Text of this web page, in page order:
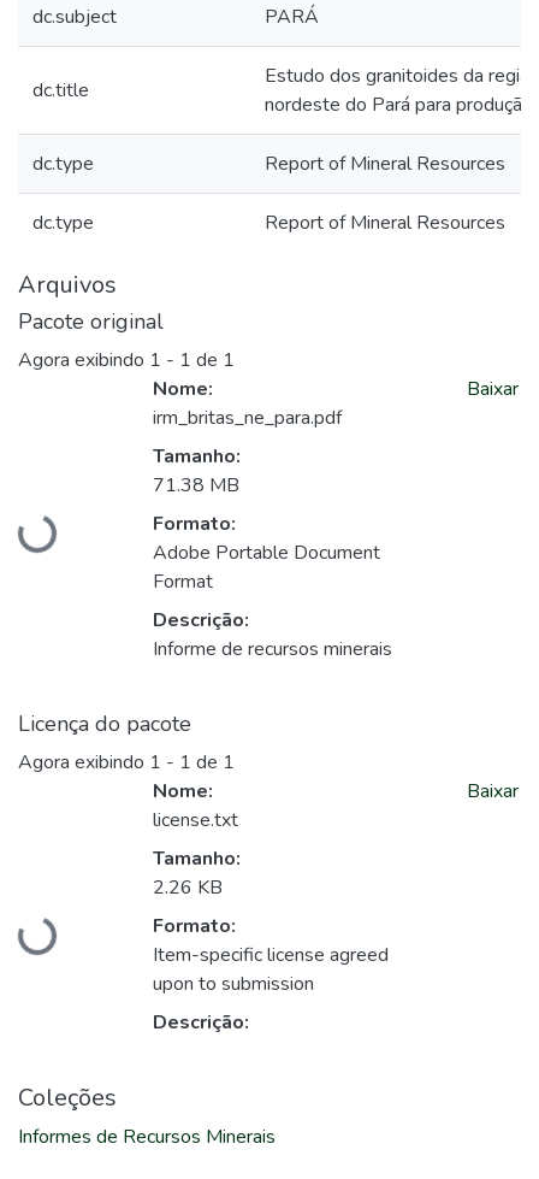
dc.subject PARÁ
dc.title
Estudo dos granitoides da região
nordeste do Pará para
dc.type Report of Mineral Resources
dc.type Report of Mineral Resources
Arquivos
Pacote original
Agora exibindo 1 - 1 de 1
Carregando...
Nome:
irm_britas_ne_para.pdf
Tamanho:
71.38 MB
Formato:
Adobe Portable Document
Format
Descrição:
Informe de recursos minerais
Baixar
Licença do pacote
Agora exibindo 1 - 1 de 1
Carregando...
Nome:
license.txt
Tamanho:
2.26 KB
Formato:
Item-specific license agreed
upon to submission
Descrição:
Baixar
Coleções
Informes de Recursos Minerais